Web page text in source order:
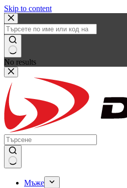
Skip to content
No results
Мъже